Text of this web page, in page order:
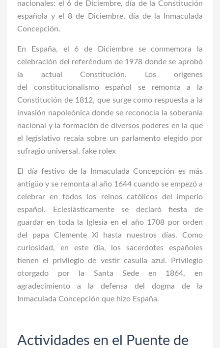
nacionales: el 6 de Diciembre, día de la Constitución
española y el 8 de Diciembre, día de la Inmaculada
Concepción.
En España, el 6 de Diciembre se conmemora la
celebración del referéndum de 1978 donde se aprobó
la actual Constitución. Los orígenes
del constitucionalismo español se remonta a la
Constitución de 1812, que surge como respuesta a la
invasión napoleónica donde se reconocía la soberanía
nacional y la formación de diversos poderes en la que
el legislativo recaía sobre un parlamento elegido por
sufragio universal. fake rolex
El día festivo de la Inmaculada Concepción es más
antigüo y se remonta al año 1644 cuando se empezó a
celebrar en todos los reinos católicos del imperio
español. Eclesiásticamente se declaró fiesta de
guardar en toda la Iglesia en el año 1708 por orden
del papa Clemente XI hasta nuestros días. Como
curiosidad, en este día, los sacerdotes españoles
tienen el privilegio de vestir casulla azul. Privilegio
otorgado por la Santa Sede en 1864, en
agradecimiento a la defensa del dogma de la
Inmaculada Concepción que hizo España.
Actividades en el Puente de